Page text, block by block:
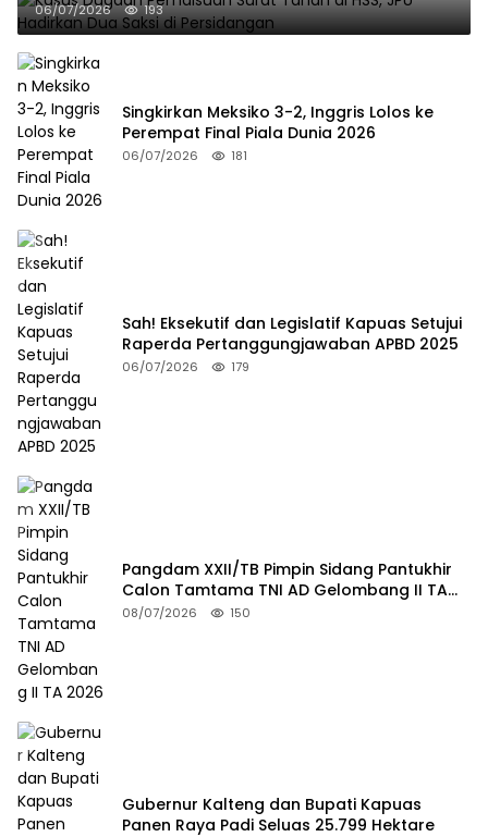
06/07/2026 193
Singkirkan Meksiko 3-2, Inggris Lolos ke
Perempat Final Piala Dunia 2026
06/07/2026 181
Sah! Eksekutif dan Legislatif Kapuas Setujui
Raperda Pertanggungjawaban APBD 2025
06/07/2026 179
Pangdam XXII/TB Pimpin Sidang Pantukhir
Calon Tamtama TNI AD Gelombang II TA
2026
08/07/2026 150
Gubernur Kalteng dan Bupati Kapuas
Panen Raya Padi Seluas 25.799 Hektare